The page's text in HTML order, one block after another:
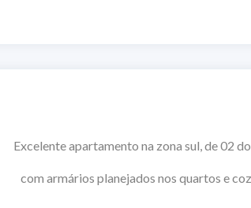
na zona sul, de 02
nos quartos e cozinha , ar